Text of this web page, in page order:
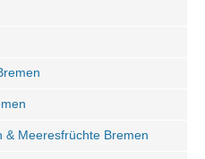
& Meeresfrüchte Bremen